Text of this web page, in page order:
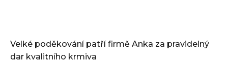
Velké poděkování patří firmě Anka za pravidelný
dar kvalitního krmiva